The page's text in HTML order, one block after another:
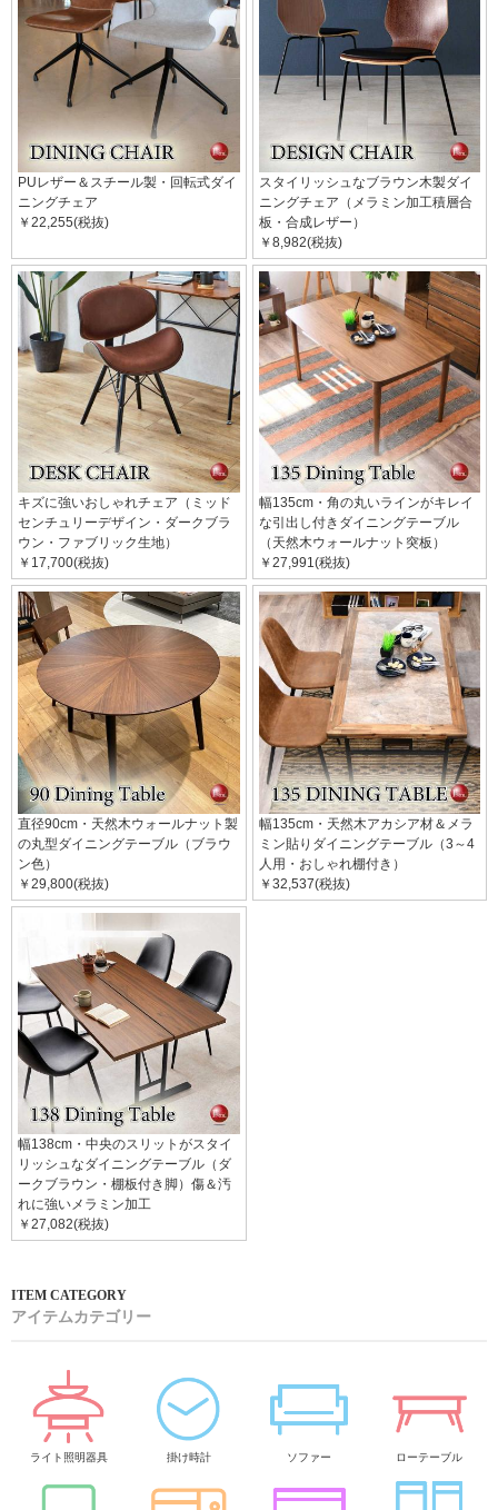
PUレザー＆スチール製・回転式ダイ
ニングチェア
￥22,255(税抜)
スタイリッシュなブラウン木製ダイ
ニングチェア（メラミン加工積層合
板・合成レザー）
￥8,982(税抜)
キズに強いおしゃれチェア（ミッド
センチュリーデザイン・ダークブラ
ウン・ファブリック生地）
￥17,700(税抜)
幅135cm・角の丸いラインがキレイ
な引出し付きダイニングテーブル
（天然木ウォールナット突板）
￥27,991(税抜)
直径90cm・天然木ウォールナット製
の丸型ダイニングテーブル（ブラウ
ン色）
￥29,800(税抜)
幅135cm・天然木アカシア材＆メラ
ミン貼りダイニングテーブル（3～4
人用・おしゃれ棚付き）
￥32,537(税抜)
幅138cm・中央のスリットがスタイ
リッシュなダイニングテーブル（ダ
ークブラウン・棚板付き脚）傷＆汚
れに強いメラミン加工
￥27,082(税抜)
アイテムカテゴリー
ライト照明器具 掛け時計 ソファー ローテーブル